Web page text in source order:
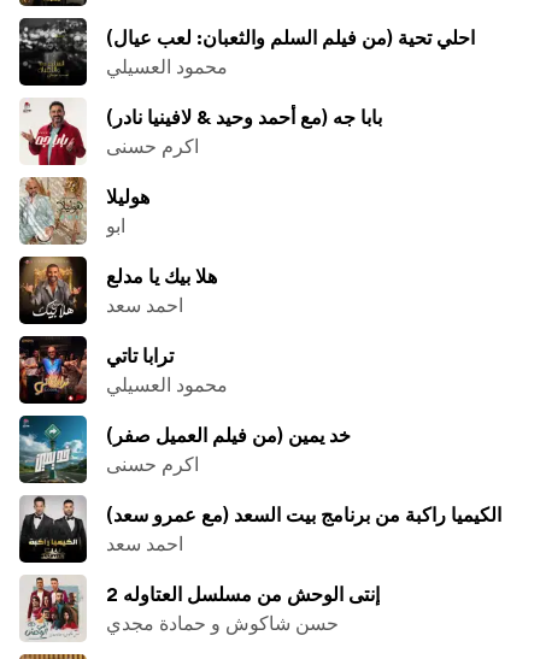
احلي تحية (من فيلم السلم والثعبان: لعب عيال)
محمود العسيلي
بابا جه (مع أحمد وحيد & لافينيا نادر)
اكرم حسنى
هوليلا
ابو
هلا بيك يا مدلع
احمد سعد
ترابا تاتي
محمود العسيلي
خد يمين (من فيلم العميل صفر)
اكرم حسنى
الكيميا راكبة من برنامج بيت السعد (مع عمرو سعد)
احمد سعد
إنتى الوحش من مسلسل العتاوله 2
حسن شاكوش و حمادة مجدي